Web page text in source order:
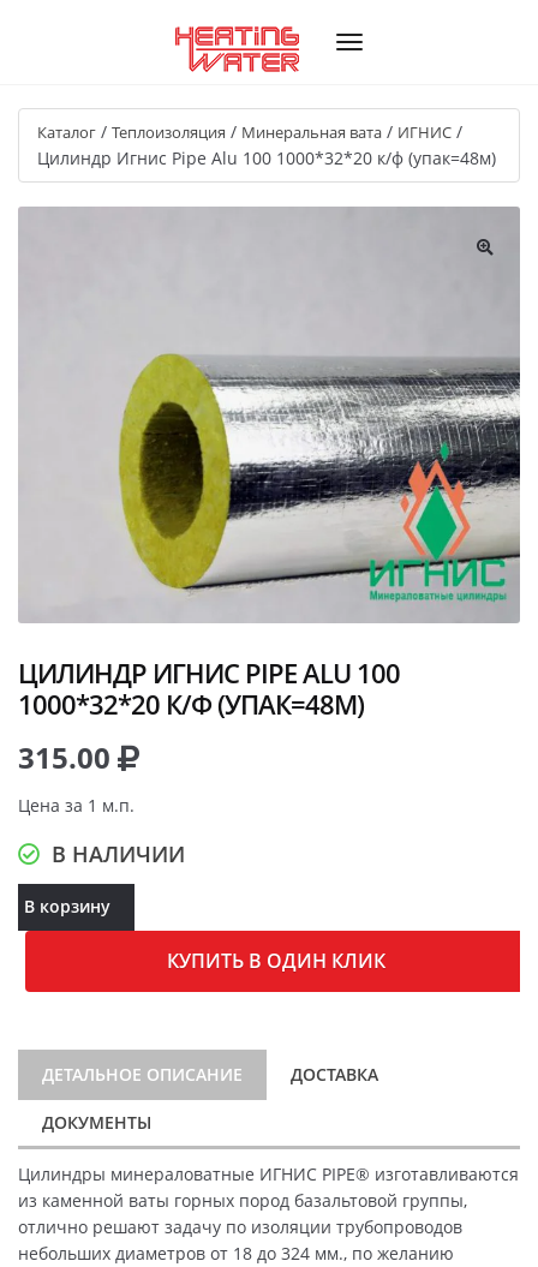
Каталог / Теплоизоляция / Минеральная вата / ИГНИС /
Цилиндр Игнис Pipe Alu 100 1000*32*20 к/ф (упак=48м)
ЦИЛИНДР ИГНИС PIPE ALU 100
1000*32*20 К/Ф (УПАК=48М)
315.00
Цена за 1 м.п.
В НАЛИЧИИ
В корзину
КУПИТЬ В ОДИН КЛИК
ДЕТАЛЬНОЕ ОПИСАНИЕ ДОСТАВКА
ДОКУМЕНТЫ
Цилиндры минераловатные ИГНИС PIPE® изготавливаются
из каменной ваты горных пород базальтовой группы,
отлично решают задачу по изоляции трубопроводов
небольших диаметров от 18 до 324 мм., по желанию